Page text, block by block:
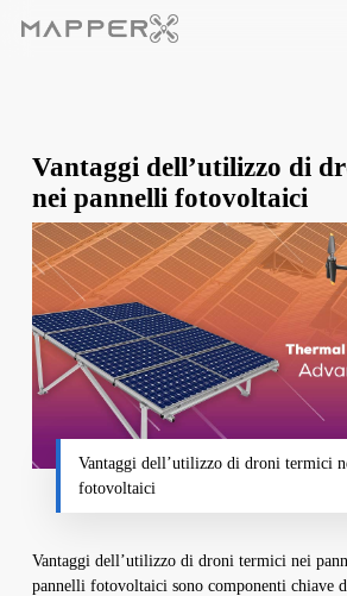
Vantaggi dell’utilizzo di
nei pannelli fotovoltaici
Vantaggi dell’utilizzo di droni termici
fotovoltaici
Vantaggi dell’utilizzo di droni termici nei
pannelli fotovoltaici sono componenti chiave